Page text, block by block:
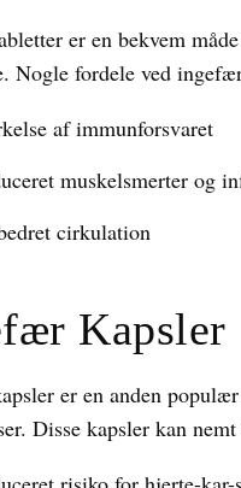
er en bekvem
Nogle fordele ved
af immunforsvaret
muskelsmerter og
cirkulation
Kapsler
er en anden
Disse kapsler kan